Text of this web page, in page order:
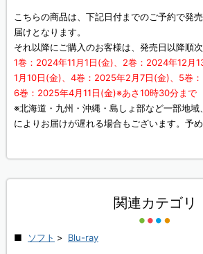
こちらの商品は、下記日付までのご予約で発
届けとなります。
それ以降にご購入のお客様は、発売日以降順次
1巻：2024年11月1日(金)、2巻：2024年12月
1月10日(金)、4巻：2025年2月7日(金)、5巻
6巻：2025年4月11日(金)※あさ10時30分まで
※北海道・九州・沖縄・島しょ部など一部地
によりお届けが遅れる場合もございます。予め
関連カテゴリ
ソフト > Blu-ray